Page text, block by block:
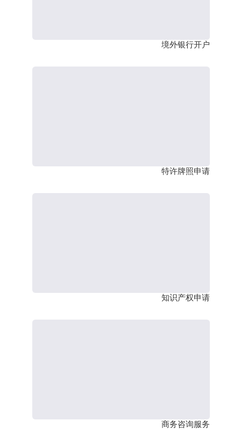
境外银行开户
特许牌照申请
知识产权申请
商务咨询服务